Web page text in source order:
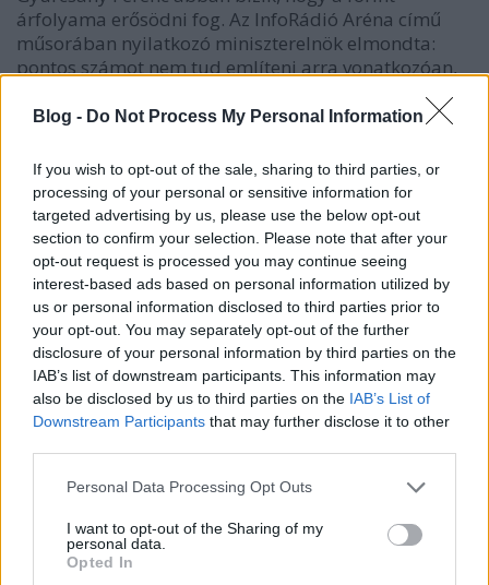
Blog - Do Not Process My Personal Information
If you wish to opt-out of the sale, sharing to third parties, or
processing of your personal or sensitive information for
targeted advertising by us, please use the below opt-out
section to confirm your selection. Please note that after your
opt-out request is processed you may continue seeing
interest-based ads based on personal information utilized by
us or personal information disclosed to third parties prior to
your opt-out. You may separately opt-out of the further
disclosure of your personal information by third parties on the
IAB’s list of downstream participants. This information may
also be disclosed by us to third parties on the IAB’s List of
Downstream Participants that may further disclose it to other
Please note that this website/app uses one or more Google
not limited to your visit or usage behaviour. You may click to
grant or deny consent to Google and its third-party tags to
use your data for below specified purposes in below Google
Personal Data Processing Opt Outs
I want to opt-out of the Sharing of my
personal data.
Opted In
árfolyama erősödni fog. Az InfoRádió Aréna című
műsorában nyilatkozó miniszterelnök elmondta:
pontos számot nem tud említeni arra vonatkozóan,
hogy mennyit hívtak el eddig az IMF-hitelkeretből,
de hozzátette: szakaszokban történik a pénz
szolgálja. Az MSZP márciusban sorra kerülő
tisztújító kongresszusa előtt nem lát nagy mozgást,
földindulásszerű személyi átalakulásra nem számít.
Arra a kérdésre, hogy az Európai Parlament-i
választásokon milyen eredménnyel lenne elégedett,
mandátumszámot nem mondott a miniszterelnök. A
szocialisták törjék össze kezüket-lábukat a kampány
és az előkészületek során, akkor nyugodtan alhatnak
- hangsúlyozta Gyurcsány Ferenc.
Mi az, hogy pontos számot nem tud mondani ? Egy
egyszerű családanya naprakész a háztartása anyagi
helyzetét illetően. Egy ország esetében meg nem tud
pontos számot mondani ?
Na és ez ?
nol.hu/belfold/lap-20090228-20090228_2-27